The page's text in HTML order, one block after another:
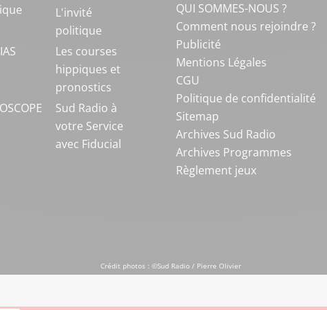
L'invité
politique
Les courses
hippiques et
pronostics
Sud Radio à
votre Service
avec Fiducial
QUI SOMMES-NOUS ?
Comment nous rejoindre ?
Publicité
Mentions Légales
CGU
Politique de confidentialité
Sitemap
Archives Sud Radio
Archives Programmes
Règlement jeux
Crédit photos : ©Sud Radio / Pierre Olivier